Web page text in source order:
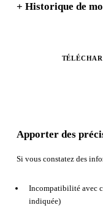
+ Historique de
Apporter des
Si vous constatez des
Incompatibilité avec
indiquée)